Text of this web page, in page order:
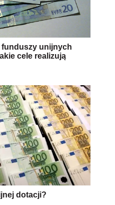
funduszy unijnych
cele realizują
dotacji?